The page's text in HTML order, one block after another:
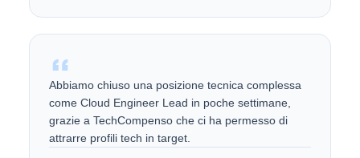
Abbiamo chiuso una posizione tecnica complessa
come Cloud Engineer Lead in poche settimane,
grazie a TechCompenso che ci ha permesso di
attrarre profili tech in target.